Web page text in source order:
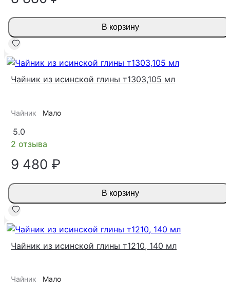
В корзину
Чайник из исинской глины т1303,105 мл
Чайник Мало
5.0
2 отзыва
9 480 ₽
В корзину
Чайник из исинской глины т1210, 140 мл
Чайник Мало